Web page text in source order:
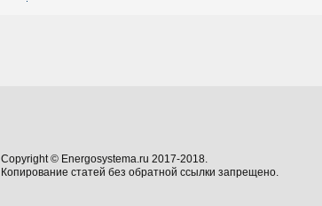
Copyright © Energosystema.ru 2017-2018.
Копирование статей без обратной ссылки запрещено.